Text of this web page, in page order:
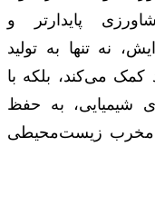
پایدارتر و
نه تنها به تولید
می‌کند، بلکه با
شیمیایی، به حفظ
مخرب زیست‌محیطی